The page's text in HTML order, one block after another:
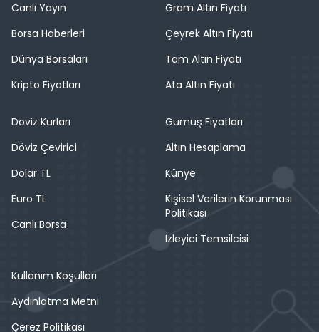
Canlı Yayın
Borsa Haberleri
Dünya Borsaları
Kripto Fiyatları
Gram Altın Fiyatı
Çeyrek Altın Fiyatı
Tam Altın Fiyatı
Ata Altın Fiyatı
Döviz Kurları
Döviz Çevirici
Dolar TL
Euro TL
Canlı Borsa
Gümüş Fiyatları
Altın Hesaplama
Künye
Kişisel Verilerin Korunması
Politikası
İzleyici Temsilcisi
Kullanım Koşulları
Aydınlatma Metni
Çerez Politikası